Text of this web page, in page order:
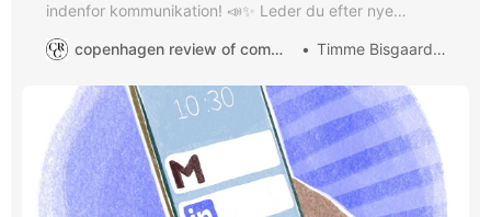
indenfor kommunikation! 📣✨ Leder du efter nye
Kontorchef til strategisk styring og udvikling af IT-
Forsvarsministeriet søger en kontorchef med ansvar for
informationssikkerhed, databeskyttelse og strategisk
IT-udvikling. Senior Communications Specialist Leo
Pharma- Global Communications
copenhagen review of communication Timme Bisgaard Munk